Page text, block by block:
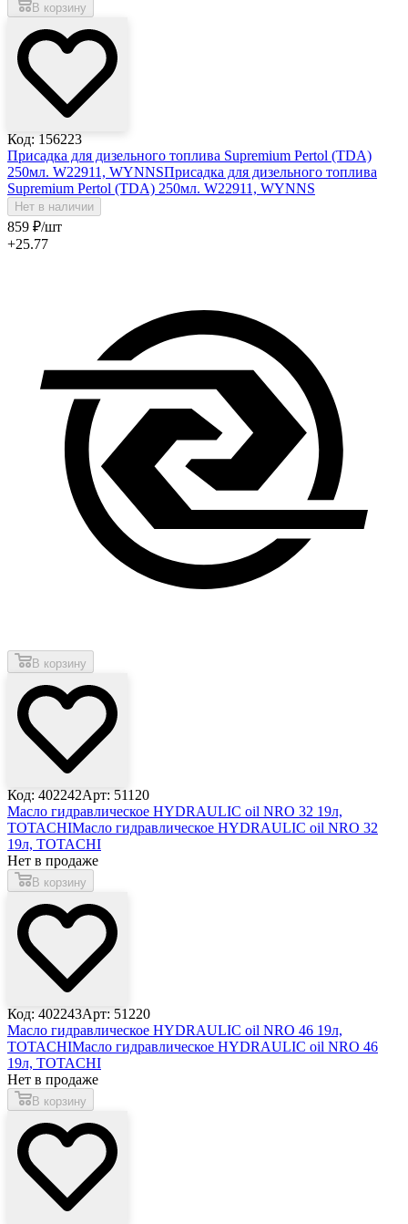
В корзину
Код: 156223
Присадка для дизельного топлива Supremium Pertol (TDA)
250мл. W22911, WYNNSПрисадка для дизельного топлива
Supremium Pertol (TDA) 250мл. W22911, WYNNS
Нет в наличии
859 ₽/шт
+25.77
В корзину
Код: 402242Арт: 51120
Масло гидравлическое HYDRAULIC oil NRO 32 19л,
TOTACHIМасло гидравлическое HYDRAULIC oil NRO 32
19л, TOTACHI
Нет в продаже
В корзину
Код: 402243Арт: 51220
Масло гидравлическое HYDRAULIC oil NRO 46 19л,
TOTACHIМасло гидравлическое HYDRAULIC oil NRO 46
19л, TOTACHI
Нет в продаже
В корзину